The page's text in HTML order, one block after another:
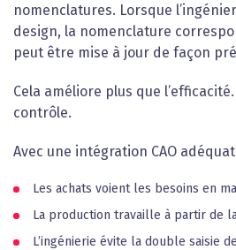
nomenclatures. Lorsque
design, la nomenclature
peut être mise à jour de façon
Cela améliore plus que
contrôle.
Avec une intégration CAO
Les achats voient les besoins en
La production travaille à partir de
L’ingénierie évite la double saisie